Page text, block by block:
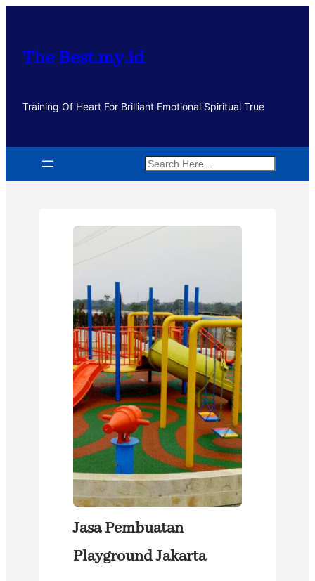
kontenThe Best.my.id
Training Of Heart For Brilliant Emotional Spiritual True
Search
Jasa Pembuatan
Playground Jakarta